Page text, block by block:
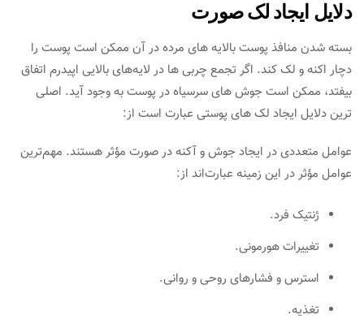
دلایل ایجاد لک صورت
بسته شدن منافذ پوست بالایه های مرده در آن ممکن است پوست را
دچار اکنه و لک کند. اگر تجمع چربی ها در لایه‌‌های بالایی اپیدرم اتفاق
بیفتد، ممکن است جوش های سرسیاه در پوست به وجود آید. اصلی
ترین دلایل ایجاد لک های پوستی عبارت است از:
عوامل متعددی در ایجاد جوش و آکنه در صورت مؤثر هستند. مهم‌ترین
عوامل مؤثر در این زمینه عبارت‌اند از:
ژنتیک فرد.
تغییرات هورمونی.
استرس و فشارهای روحی و روانی.
تغذیه.